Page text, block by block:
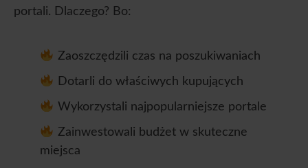
portali. Dlaczego? Bo:
Zaoszczędzili czas na poszukiwaniach
Dotarli do właściwych kupujących
Wykorzystali najpopularniejsze portale
Zainwestowali budżet w skuteczne
miejsca